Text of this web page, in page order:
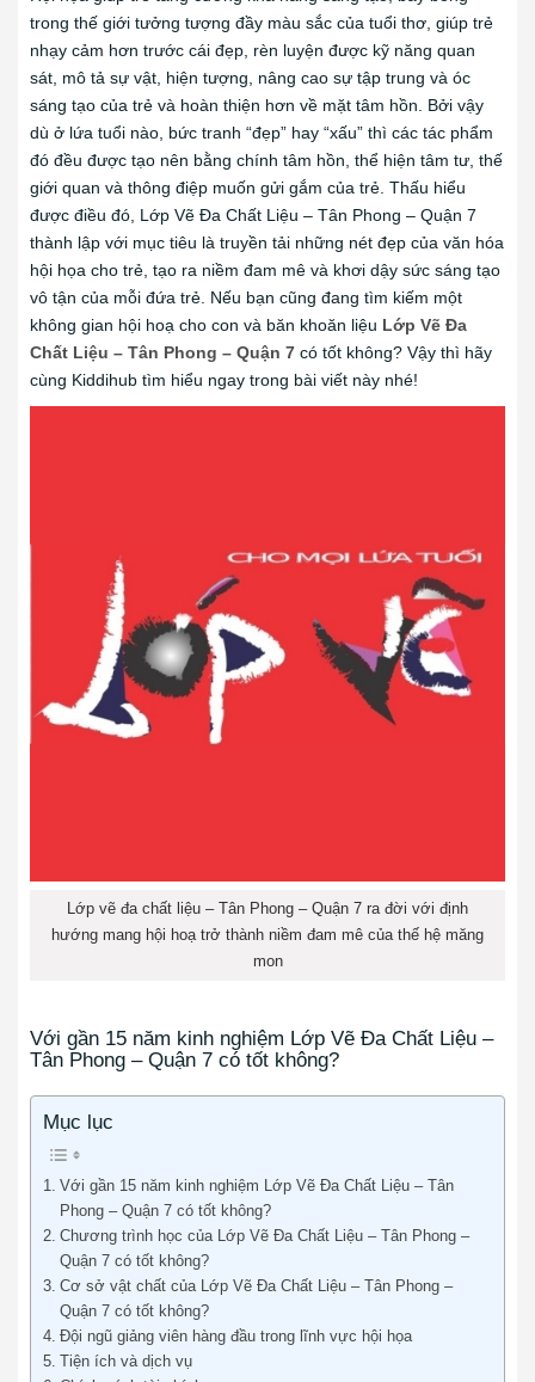
trong thế giới tưởng tượng đầy màu sắc của tuổi thơ, giúp trẻ
nhạy cảm hơn trước cái đẹp, rèn luyện được kỹ năng quan
sát, mô tả sự vật, hiện tượng, nâng cao sự tập trung và óc
sáng tạo của trẻ và hoàn thiện hơn về mặt tâm hồn. Bởi vậy
dù ở lứa tuổi nào, bức tranh “đẹp” hay “xấu” thì các tác phẩm
đó đều được tạo nên bằng chính tâm hồn, thể hiện tâm tư, thế
giới quan và thông điệp muốn gửi gắm của trẻ. Thấu hiểu
được điều đó, Lớp Vẽ Đa Chất Liệu – Tân Phong – Quận 7
thành lập với mục tiêu là truyền tải những nét đẹp của văn hóa
hội họa cho trẻ, tạo ra niềm đam mê và khơi dậy sức sáng tạo
vô tận của mỗi đứa trẻ. Nếu bạn cũng đang tìm kiếm một
không gian hội hoạ cho con và băn khoăn liệu Lớp Vẽ Đa
Chất Liệu – Tân Phong – Quận 7 có tốt không? Vậy thì hãy
cùng Kiddihub tìm hiểu ngay trong bài viết này nhé!
Lớp vẽ đa chất liệu – Tân Phong – Quận 7 ra đời với định
hướng mang hội hoạ trở thành niềm đam mê của thế hệ măng
mon
Với gần 15 năm kinh nghiệm Lớp Vẽ Đa Chất Liệu –
Tân Phong – Quận 7 có tốt không?
Mục lục
Với gần 15 năm kinh nghiệm Lớp Vẽ Đa Chất Liệu – Tân
Phong – Quận 7 có tốt không?
Chương trình học của Lớp Vẽ Đa Chất Liệu – Tân Phong –
Quận 7 có tốt không?
Cơ sở vật chất của Lớp Vẽ Đa Chất Liệu – Tân Phong –
Quận 7 có tốt không?
Đội ngũ giảng viên hàng đầu trong lĩnh vực hội họa
Tiện ích và dịch vụ